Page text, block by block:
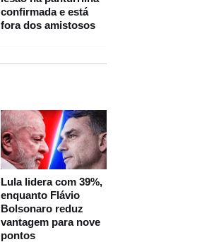
confirmada e está
fora dos amistosos
Lula lidera com 39%,
enquanto Flávio
Bolsonaro reduz
vantagem para nove
pontos